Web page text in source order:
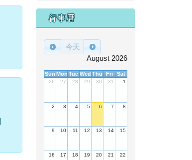
行事曆
今天
August 2026
Sun Mon Tue Wed Thu Fri Sat
26 27 28 29 30 31 1
2 3 4 5 6 7 8
9 10 11 12 13 14 15
16 17 18 19 20 21 22